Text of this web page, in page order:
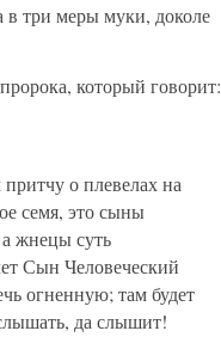
три меры муки, доколе
который говорит:
о плевелах на
семя, это сыны
жнецы суть
Сын Человеческий
огненную; там будет
да слышит!